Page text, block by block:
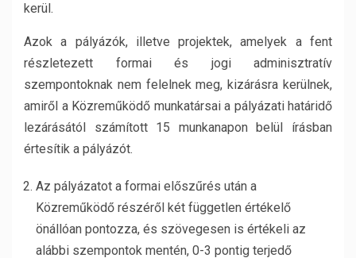
kerül.
Azok a pályázók, illetve projektek, amelyek a fent
részletezett formai és jogi adminisztratív
szempontoknak nem felelnek meg, kizárásra kerülnek,
amiről a Közreműködő munkatársai a pályázati határidő
lezárásától számított 15 munkanapon belül írásban
értesítik a pályázót.
Az pályázatot a formai előszűrés után a
Közreműködő részéről két független értékelő
önállóan pontozza, és szövegesen is értékeli az
alábbi szempontok mentén, 0-3 pontig terjedő